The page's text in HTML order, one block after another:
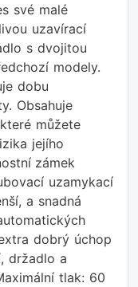
své malé
uzavírací
s dvojitou
modely.
dobu
Obsahuje
můžete
jejího
zámek
uzamykací
a snadná
dobrý úchop
držadlo a
tlak: 60